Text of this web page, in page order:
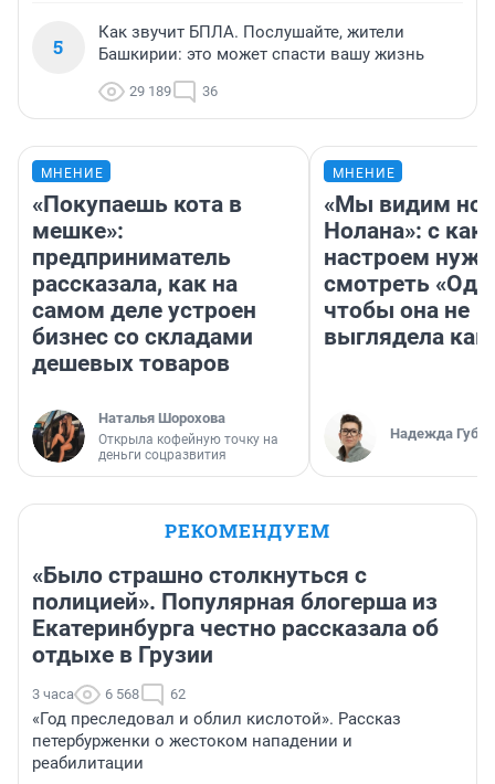
5
Как звучит БПЛА. Послушайте, жители
Башкирии: это может спасти вашу жизнь
29 189 36
МНЕНИЕ
«Покупаешь кота в
мешке»:
предприниматель
рассказала, как на
самом деле устроен
бизнес со складами
дешевых товаров
Наталья Шорохова
Открыла кофейную точку на
деньги соцразвития
МНЕНИЕ
«Мы видим
Нолана»: с
настроем
смотреть
чтобы она не
выглядела как
Надежда
РЕКОМЕНДУЕМ
«Было страшно столкнуться с
полицией». Популярная блогерша из
Екатеринбурга честно рассказала об
отдыхе в Грузии
3 часа 6 568 62
«Год преследовал и облил кислотой». Рассказ
петербурженки о жестоком нападении и
реабилитации